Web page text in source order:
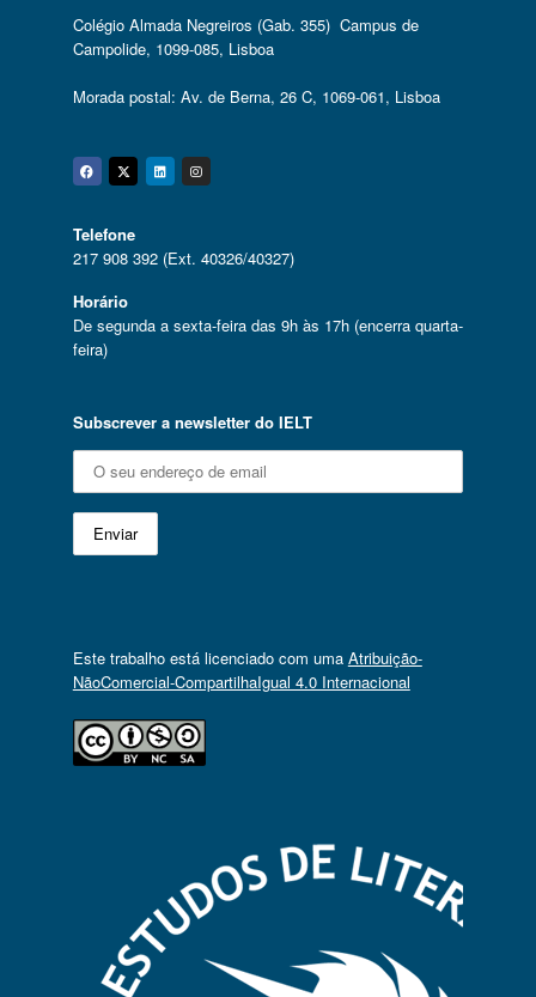
Colégio Almada Negreiros (Gab. 355) Campus de
Campolide, 1099-085, Lisboa
Morada postal: Av. de Berna, 26 C, 1069-061, Lisboa
Facebook
Twitter
Linkedin
Instagram
Telefone
217 908 392 (Ext. 40326/40327)
Horário
De segunda a sexta-feira das 9h às 17h (encerra quarta-
feira)
Subscrever a newsletter do IELT
Este trabalho está licenciado com uma Atribuição-
NãoComercial-CompartilhaIgual 4.0 Internacional